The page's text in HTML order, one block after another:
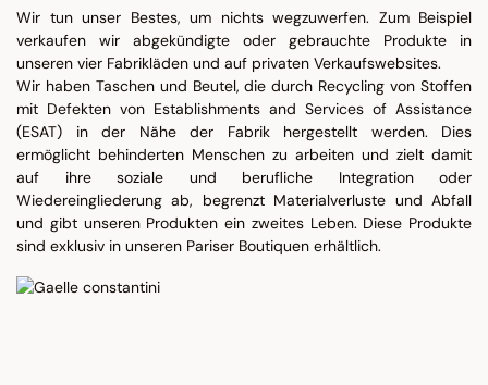
Wir tun unser Bestes, um nichts wegzuwerfen. Zum Beispiel
verkaufen wir abgekündigte oder gebrauchte Produkte in
unseren vier Fabrikläden und auf privaten Verkaufswebsites.
Wir haben Taschen und Beutel, die durch Recycling von Stoffen
mit Defekten von Establishments and Services of Assistance
(ESAT) in der Nähe der Fabrik hergestellt werden. Dies
ermöglicht behinderten Menschen zu arbeiten und zielt damit
auf ihre soziale und berufliche Integration oder
Wiedereingliederung ab, begrenzt Materialverluste und Abfall
und gibt unseren Produkten ein zweites Leben. Diese Produkte
sind exklusiv in unseren Pariser Boutiquen erhältlich.